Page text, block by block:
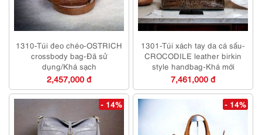
1310-Túi đeo chéo-OSTRICH
crossbody bag-Đã sử
dụng/Khá sạch
2,457,000 đ
1301-Túi xách tay da cá sấu-
CROCODILE leather birkin
style handbag-Khá mới
7,461,000 đ
- 14% - 14%